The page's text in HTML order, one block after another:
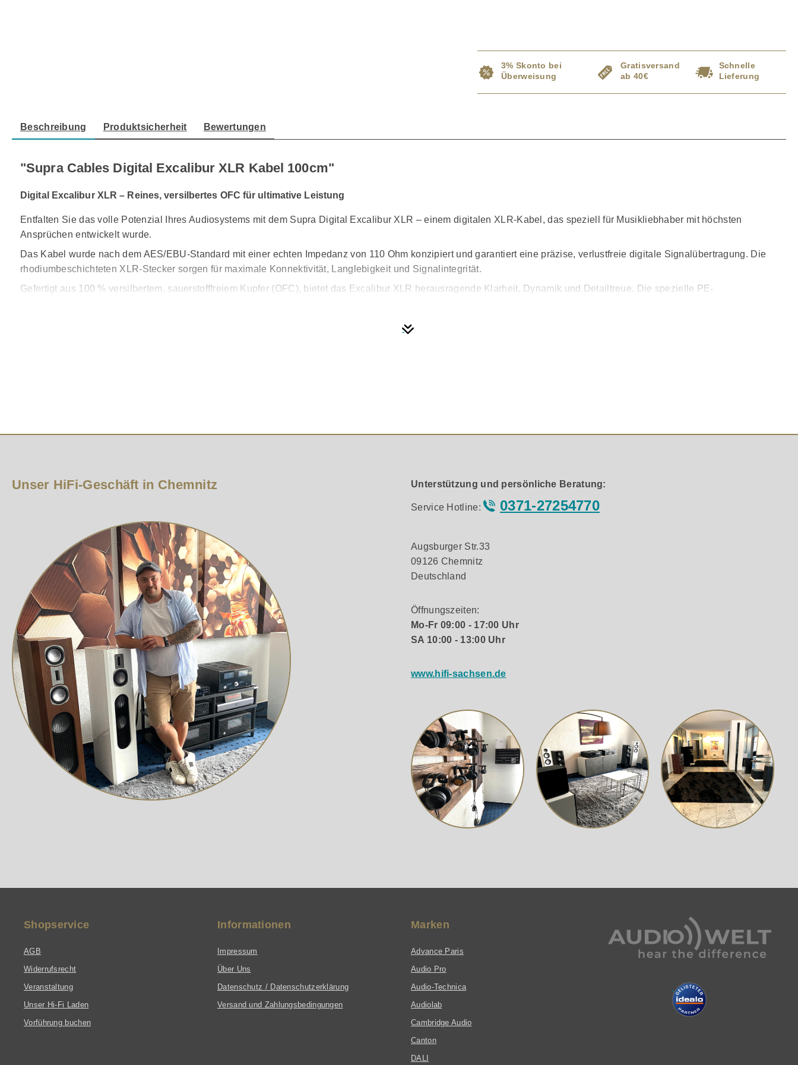
3% Skonto bei
Überweisung
Gratisversand
ab 40€
Schnelle
Lieferung
Beschreibung Produktsicherheit Bewertungen
"Supra Cables Digital Excalibur XLR Kabel 100cm"
Digital Excalibur XLR – Reines, versilbertes OFC für ultimative Leistung
Entfalten Sie das volle Potenzial Ihres Audiosystems mit dem Supra Digital Excalibur XLR – einem digitalen XLR-Kabel, das speziell für Musikliebhaber mit höchsten
Ansprüchen entwickelt wurde.
Das Kabel wurde nach dem AES/EBU-Standard mit einer echten Impedanz von 110 Ohm konzipiert und garantiert eine präzise, verlustfreie digitale Signalübertragung. Die
rhodiumbeschichteten XLR-Stecker sorgen für maximale Konnektivität, Langlebigkeit und Signalintegrität.
Gefertigt aus 100 % versilbertem, sauerstofffreiem Kupfer (OFC), bietet das Excalibur XLR herausragende Klarheit, Dynamik und Detailtreue. Die spezielle PE-
Reine, silberplattierte OFC-Leiter – Für herausragende Hochfrequenzleistung und kristallklares Audio
PE-Schaumisolierung – Extrem niedrige Kapazität für perfekte Transienten und höchste Präzision
Unser HiFi-Geschäft in Chemnitz Unterstützung und persönliche Beratung:
Service Hotline: 0371-27254770
Augsburger Str.33
09126 Chemnitz
Deutschland
Öffnungszeiten:
Mo-Fr 09:00 - 17:00 Uhr
SA 10:00 - 13:00 Uhr
www.hifi-sachsen.de
Shopservice
AGB
Widerrufsrecht
Veranstaltung
Unser Hi-Fi Laden
Vorführung buchen
Informationen
Impressum
Über Uns
Datenschutz / Datenschutzerklärung
Versand und Zahlungsbedingungen
Marken
Advance Paris
Audio Pro
Audio-Technica
Audiolab
Cambridge Audio
Canton
DALI